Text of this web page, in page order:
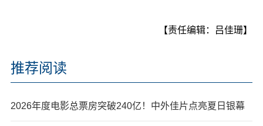
【责任编辑：吕佳珊】
推荐阅读
2026年度电影总票房突破240亿！中外佳片点亮夏日银幕